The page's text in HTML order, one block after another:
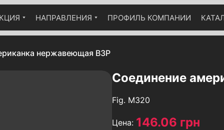
пневмоприводом
червячным редуктором
Вентили (клапаны запорные)
НАПРАВЛЕНИЯ
Арматура нержавеющая
ПРОФИЛЬ КОМПАНИИ
нержавеющая ВЗР
Соединение
Fig. M320
Цена: 146.06 грн